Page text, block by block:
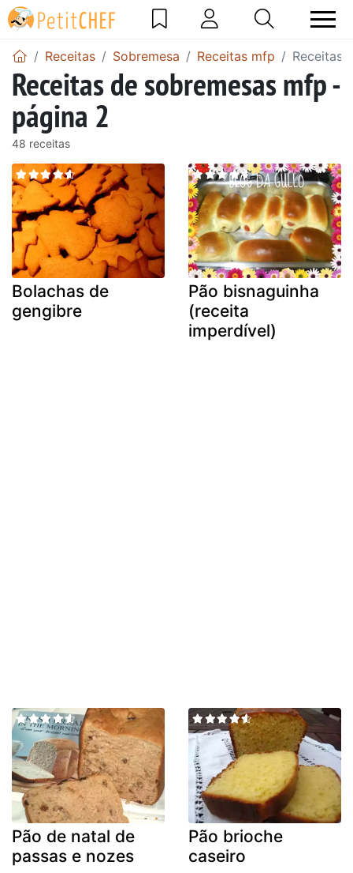
Receitas Sobremesa Receitas mfp Receitas
Receitas de sobremesas mfp -
página 2
48 receitas
Bolachas de
gengibre
Pão bisnaguinha
(receita
imperdível)
Pão de natal de
passas e nozes
Pão brioche
caseiro